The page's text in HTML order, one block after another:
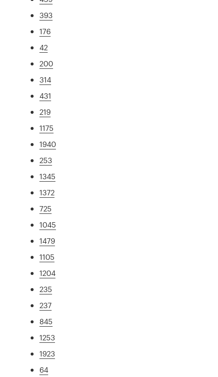
393
176
42
200
314
431
219
1175
1940
253
1345
1372
725
1045
1479
1105
1204
235
237
845
1253
1923
64